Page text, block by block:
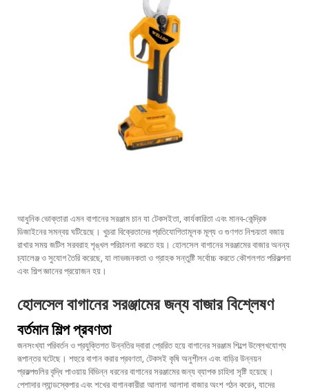
আধুনিক ভোক্তারা এমন বাগানের সরঞ্জাম চান যা টেকসইতা, কার্যকারিতা এবং মানব-কেন্দ্রিক
ডিজাইনের সমন্বয় ঘটিয়েছে। খুচরা বিক্রেতাদের প্রতিযোগিতামূলক মূল্য ও গুণগত নিশ্চয়তা বজায়
রাখার সময় জটিল সরবরাহ শৃঙ্খল পরিচালনা করতে হয়। হোলসেল বাগানের সরঞ্জামের বাজার অনন্য
চ্যালেঞ্জ ও সুযোগ তৈরি করেছে, যা লাভজনকতা ও গ্রাহক সন্তুষ্টি সর্বোচ্চ করতে কৌশলগত পরিকল্পনা
এবং শিল্প জ্ঞানের প্রয়োজন হয়।
হোলসেল বাগানের সরঞ্জামের জন্য বাজার বিশ্লেষণ
বর্তমান শিল্প প্রবণতা
জনসংখ্যা পরিবর্তন ও প্রযুক্তিগত উন্নতির দ্বারা প্রেরিত হয়ে বাগানের সরঞ্জাম শিল্পে উল্লেখযোগ্য
রূপান্তর ঘটেছে। শহুরে বাগান করার প্রবণতা, টেকসই কৃষি অনুশীলন এবং বাড়ির উন্নয়ন
প্রকল্পগুলির বৃদ্ধি পাওয়ায় বিভিন্ন ধরনের বাগানের সরঞ্জামের জন্য ব্যাপক চাহিদা সৃষ্টি হয়েছে।
পেশাদার ল্যান্ডস্কেপার এবং শখের বাগানকারীরা আলাদা আলাদা বাজার অংশ গঠন করেন, যাদের